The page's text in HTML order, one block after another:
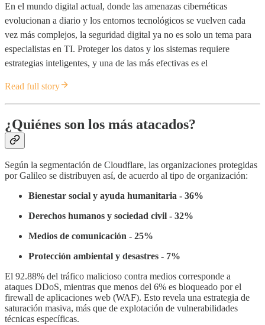
En el mundo digital actual, donde las amenazas cibernéticas
evolucionan a diario y los entornos tecnológicos se vuelven cada
vez más complejos, la seguridad digital ya no es solo un tema para
especialistas en TI. Proteger los datos y los sistemas requiere
estrategias inteligentes, y una de las más efectivas es el
Read full story
¿Quiénes son los más atacados?
Según la segmentación de Cloudflare, las organizaciones protegidas
por Galileo se distribuyen así, de acuerdo al tipo de organización:
Bienestar social y ayuda humanitaria - 36%
Derechos humanos y sociedad civil - 32%
Medios de comunicación - 25%
Protección ambiental y desastres - 7%
El 92.88% del tráfico malicioso contra medios corresponde a
ataques DDoS, mientras que menos del 6% es bloqueado por el
firewall de aplicaciones web (WAF). Esto revela una estrategia de
saturación masiva, más que de explotación de vulnerabilidades
técnicas específicas.